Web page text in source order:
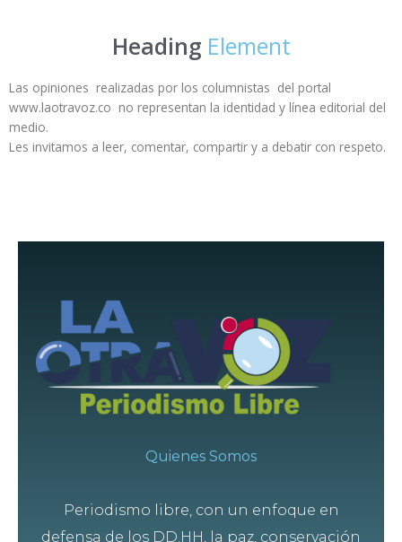
Heading Element
Las opiniones realizadas por los columnistas del portal
www.laotravoz.co no representan la identidad y línea editorial del
medio.
Les invitamos a leer, comentar, compartir y a debatir con respeto.
Quienes Somos
Periodismo libre, con un enfoque en
defensa de los DD.HH, la paz, conservación